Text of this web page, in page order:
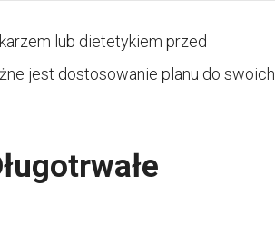
lub dietetykiem przed
jest dostosowanie planu do swoich